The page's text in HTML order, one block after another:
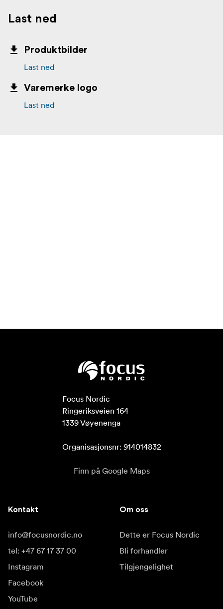
Last ned
Produktbilder
Last ned
Varemerke logo
Last ned
Focus Nordic
Ringeriksveien 164
1339 Vøyenenga
Organisasjonsnr: 914014832
Finn på Google Maps
Kontakt
info@focusnordic.no
tel: +47 67 17 37 00
Instagram
Facebook
YouTube
Om oss
Dette er Focus Nordic
Bli forhandler
Tilgjengelighet